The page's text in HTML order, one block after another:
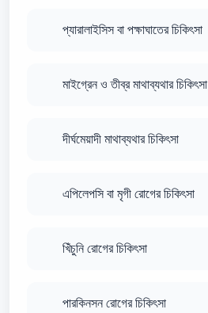
প্যারালাইসিস বা পক্ষাঘাতের চিকিৎসা
মাইগ্রেন ও তীব্র মাথাব্যথার চিকিৎসা
দীর্ঘমেয়াদী মাথাব্যথার চিকিৎসা
এপিলেপসি বা মৃগী রোগের চিকিৎসা
খিঁচুনি রোগের চিকিৎসা
পারকিনসন রোগের চিকিৎসা